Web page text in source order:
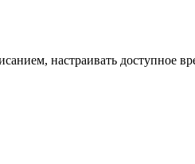
настраивать доступное